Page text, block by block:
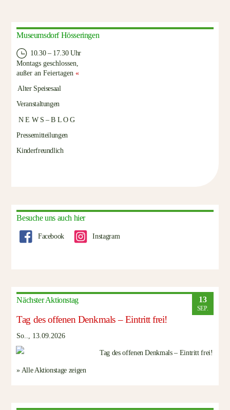
Museumsdorf Hösseringen
10.30 – 17.30 Uhr
Montags geschlossen,
außer an Feiertagen«
Alter Speisesaal
Veranstaltungen
N E W S – B L O G
Pressemitteilungen
Kinderfreundlich
Besuche uns auch hier
Facebook Instagram
Nächster Aktionstag 13
SEP.
Tag des offenen Denkmals – Eintritt frei!
So.., 13.09.2026
» Alle Aktionstage zeigen